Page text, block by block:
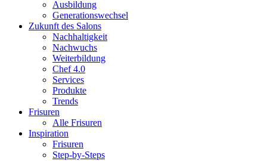
Ausbildung
Generationswechsel
Zukunft des Salons
Nachhaltigkeit
Nachwuchs
Weiterbildung
Chef 4.0
Services
Produkte
Trends
Frisuren
Alle Frisuren
Inspiration
Frisuren
Step-by-Steps